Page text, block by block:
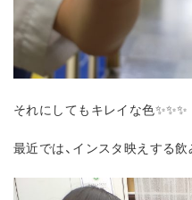
それにしてもキレイな色✨✨✨
最近では、インスタ映えする